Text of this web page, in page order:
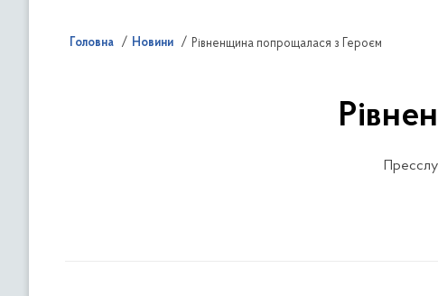
Головна Новини Рівненщина попрощалася з Героєм